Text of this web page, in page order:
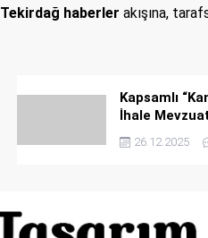
Tekirdağ haberler akışına,
Kapsamlı
İhale
Eğitimi
26.12.2025